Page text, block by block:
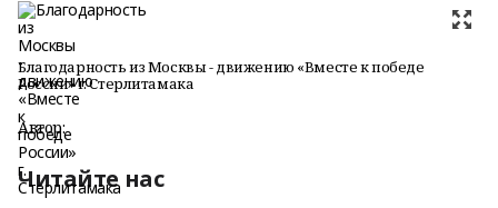
Благодарность из Москвы - движению «Вместе к победе
России» г. Стерлитамака
Автор:
Читайте нас